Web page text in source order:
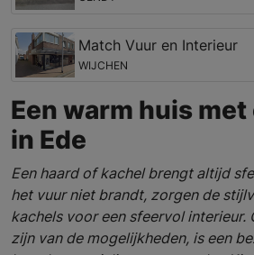
Match Vuur en Interieur
WIJCHEN
Een warm huis met
in Ede
Een haard of kachel brengt altijd
het vuur niet brandt, zorgen de
kachels voor een sfeervol interieur.
zijn van de mogelijkheden, is een